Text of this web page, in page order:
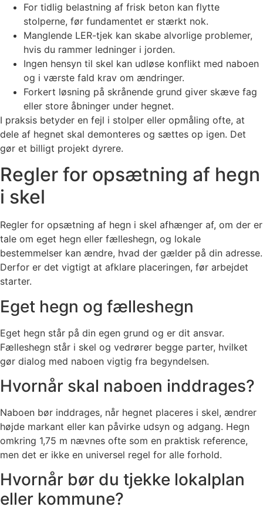
For tidlig belastning af frisk beton kan flytte
stolperne, før fundamentet er stærkt nok.
Manglende LER-tjek kan skabe alvorlige problemer,
hvis du rammer ledninger i jorden.
Ingen hensyn til skel kan udløse konflikt med naboen
og i værste fald krav om ændringer.
Forkert løsning på skrånende grund giver skæve fag
eller store åbninger under hegnet.
I praksis betyder en fejl i stolper eller opmåling ofte, at
dele af hegnet skal demonteres og sættes op igen. Det
gør et billigt projekt dyrere.
Regler for opsætning af hegn
i skel
Regler for opsætning af hegn i skel afhænger af, om der er
tale om eget hegn eller fælleshegn, og lokale
bestemmelser kan ændre, hvad der gælder på din adresse.
Derfor er det vigtigt at afklare placeringen, før arbejdet
starter.
Eget hegn og fælleshegn
Eget hegn står på din egen grund og er dit ansvar.
Fælleshegn står i skel og vedrører begge parter, hvilket
gør dialog med naboen vigtig fra begyndelsen.
Hvornår skal naboen inddrages?
Naboen bør inddrages, når hegnet placeres i skel, ændrer
højde markant eller kan påvirke udsyn og adgang. Hegn
omkring 1,75 m nævnes ofte som en praktisk reference,
men det er ikke en universel regel for alle forhold.
Hvornår bør du tjekke lokalplan
eller kommune?